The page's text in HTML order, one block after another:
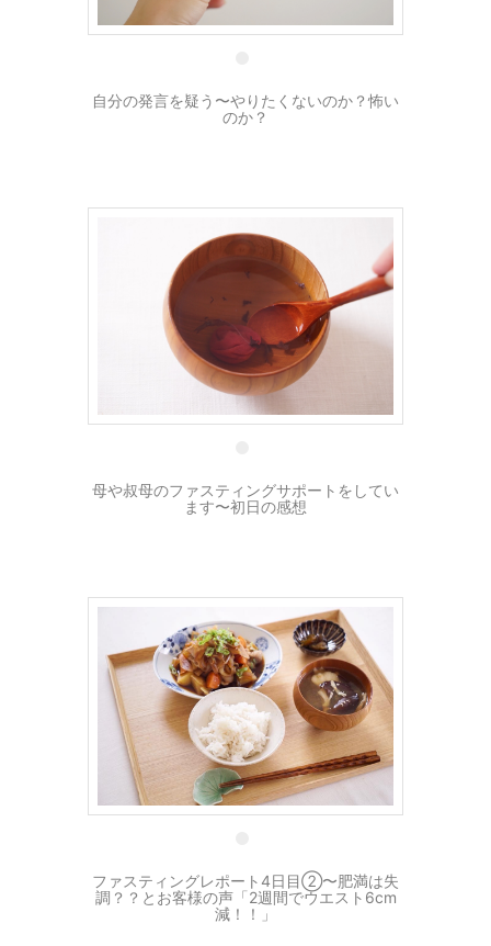
自分の発言を疑う〜やりたくないのか？怖い
のか？
5 9月
母や叔母のファスティングサポートをしてい
ます〜初日の感想
2 9月
ファスティングレポート4日目②〜肥満は失
調？？とお客様の声「2週間でウエスト6cm
減！！」